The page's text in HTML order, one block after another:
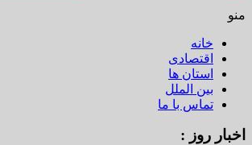
منو
خانه
اقتصادی
استان ها
بین الملل
تماس با ما
اخبار روز :